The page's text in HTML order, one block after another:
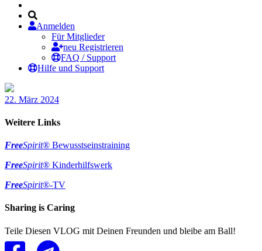
Anmelden
Für Mitglieder
neu Registrieren
FAQ / Support
Hilfe und Support
22. März 2024
Weitere Links
FreeSpirit® Bewusstseinstraining
FreeSpirit® Kinderhilfswerk
FreeSpirit®-TV
Sharing is Caring
Teile Diesen VLOG mit Deinen Freunden und bleibe am Ball!